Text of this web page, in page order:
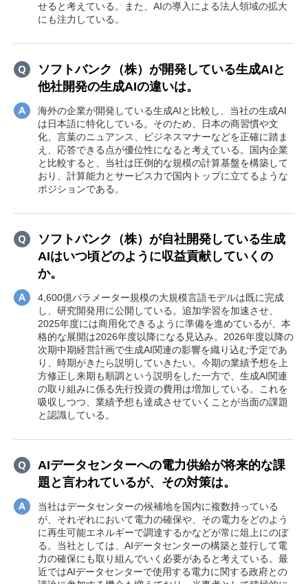
せると考えている。また、AIの導入による法人領域の拡大
にも注力している。
ソフトバンク（株）が開発している生成AIと
他社開発の生成AIの違いは。
海外の企業が開発している生成AIと比較し、当社の生成AI
は日本語に特化している。そのため、日本の商習慣や文
化、言葉のニュアンス、ビジネスマナーなどを正確に踏ま
え、応答できる点が優位性になると考えている。国内企業
と比較すると、当社は圧倒的な規模の計算基盤を構築して
おり、計算能力とサービス力で国内トップに立てるような
ポジションである。
ソフトバンク（株）が自社開発している生成
AIはいつ頃どのように収益貢献していくの
か。
4,600億パラメーター規模の大規模言語モデルは既に完成
し、研究開発用に公開している。追加学習を加速させ、
2025年度には商用化できるように準備を進めているが、本
格的な展開は2026年度以降になる見込み。2026年度以降の
次期中期経営計画で生成AI関連の影響を織り込む予定であ
り、時期がきたら説明していきたい。今期の業績予想を上
方修正し来期も順調という説明をした一方で、生成AI関連
の取り組みに係る先行投資の費用は増加している。これを
吸収しつつ、業績予想も達成させていくことが当面の課題
と認識している。
AIデータセンターへの電力供給が将来的な課
題と言われているが、その対策は。
当社はデータセンターの候補地を国内に複数持っている
が、それぞれにおいて電力の確保や、その電力をどのよう
に再生可能エネルギーで調達するかなどが常に俎上にのぼ
る。当社としては、AIデータセンターの構築と並行して電
力の確保にも取り組んでいく必要があると考えている。最
近ではAIデータセンターで使用する電力に関する政府との